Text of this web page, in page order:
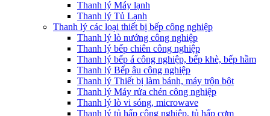
Thanh lý Máy lạnh
Thanh lý Tủ Lạnh
Thanh lý các loại thiết bị bếp công nghiệp
Thanh lý lò nướng công nghiệp
Thanh lý bếp chiên công nghiệp
Thanh lý bếp á công nghiệp, bếp khè, bếp hầm
Thanh lý Bếp âu công nghiệp
Thanh lý Thiết bị làm bánh, máy trộn bột
Thanh lý Máy rửa chén công nghiệp
Thanh lý lò vi sóng, microwave
Thanh lý tủ hấp công nghiệp, tủ hấp cơm